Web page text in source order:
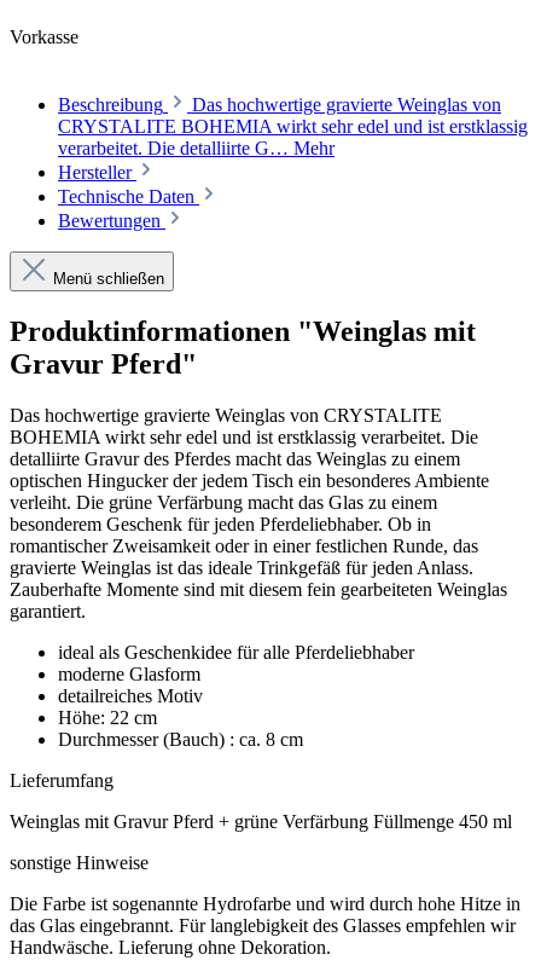
Vorkasse
Beschreibung
Das hochwertige gravierte Weinglas von
CRYSTALITE BOHEMIA wirkt sehr edel und ist erstklassig
verarbeitet. Die detalliirte G… Mehr
Hersteller
Technische Daten
Bewertungen
Menü schließen
Produktinformationen "Weinglas mit
Gravur Pferd"
Das hochwertige gravierte Weinglas von CRYSTALITE
BOHEMIA wirkt sehr edel und ist erstklassig verarbeitet. Die
detalliirte Gravur des Pferdes macht das Weinglas zu einem
optischen Hingucker der jedem Tisch ein besonderes Ambiente
verleiht. Die grüne Verfärbung macht das Glas zu einem
besonderem Geschenk für jeden Pferdeliebhaber. Ob in
romantischer Zweisamkeit oder in einer festlichen Runde, das
gravierte Weinglas ist das ideale Trinkgefäß für jeden Anlass.
Zauberhafte Momente sind mit diesem fein gearbeiteten Weinglas
garantiert.
ideal als Geschenkidee für alle Pferdeliebhaber
moderne Glasform
detailreiches Motiv
Höhe: 22 cm
Durchmesser (Bauch) : ca. 8 cm
Lieferumfang
Weinglas mit Gravur Pferd + grüne Verfärbung Füllmenge 450 ml
sonstige Hinweise
Die Farbe ist sogenannte Hydrofarbe und wird durch hohe Hitze in
das Glas eingebrannt. Für langlebigkeit des Glasses empfehlen wir
Handwäsche. Lieferung ohne Dekoration.